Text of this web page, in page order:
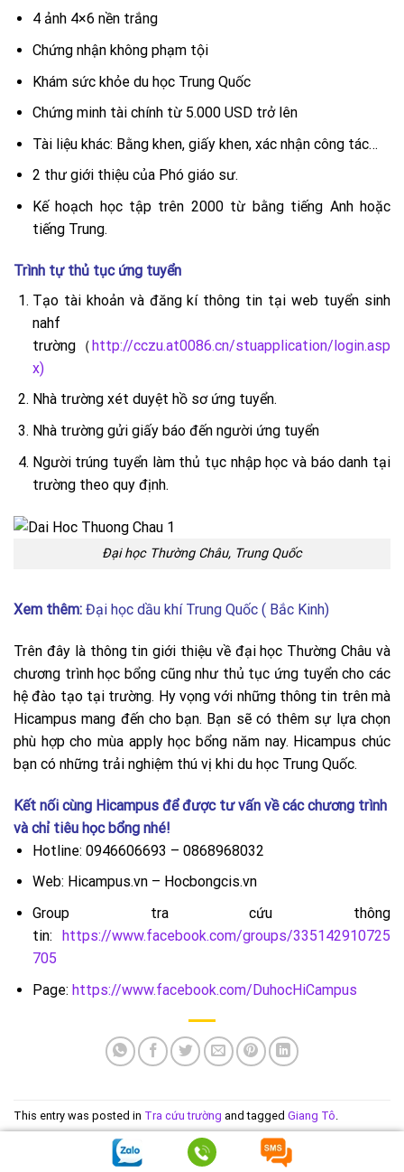
4 ảnh 4×6 nền trắng
Chứng nhận không phạm tội
Khám sức khỏe du học Trung Quốc
Chứng minh tài chính từ 5.000 USD trở lên
Tài liệu khác: Bằng khen, giấy khen, xác nhận công tác…
2 thư giới thiệu của Phó giáo sư.
Kế hoạch học tập trên 2000 từ bằng tiếng Anh hoặc
tiếng Trung.
Trình tự thủ tục ứng tuyển
Tạo tài khoản và đăng kí thông tin tại web tuyển sinh
nahf
trường（http://cczu.at0086.cn/stuapplication/login.asp
x)
Nhà trường xét duyệt hồ sơ ứng tuyển.
Nhà trường gửi giấy báo đến người ứng tuyển
Người trúng tuyển làm thủ tục nhập học và báo danh tại
trường theo quy định.
Đại học Thường Châu, Trung Quốc
Xem thêm: Đại học dầu khí Trung Quốc ( Bắc Kinh)
Trên đây là thông tin giới thiệu về đại học Thường Châu và
chương trình học bổng cũng như thủ tục ứng tuyển cho các
hệ đào tạo tại trường. Hy vọng với những thông tin trên mà
Hicampus mang đến cho bạn. Bạn sẽ có thêm sự lựa chọn
phù hợp cho mùa apply học bổng năm nay. Hicampus chúc
bạn có những trải nghiệm thú vị khi du học Trung Quốc.
Kết nối cùng Hicampus để được tư vấn về các chương trình
và chỉ tiêu học bổng nhé!
Hotline: 0946606693 – 0868968032
Web: Hicampus.vn – Hocbongcis.vn
Group tra cứu thông
tin: https://www.facebook.com/groups/335142910725
705
Page: https://www.facebook.com/DuhocHiCampus
This entry was posted in Tra cứu trường and tagged Giang Tô